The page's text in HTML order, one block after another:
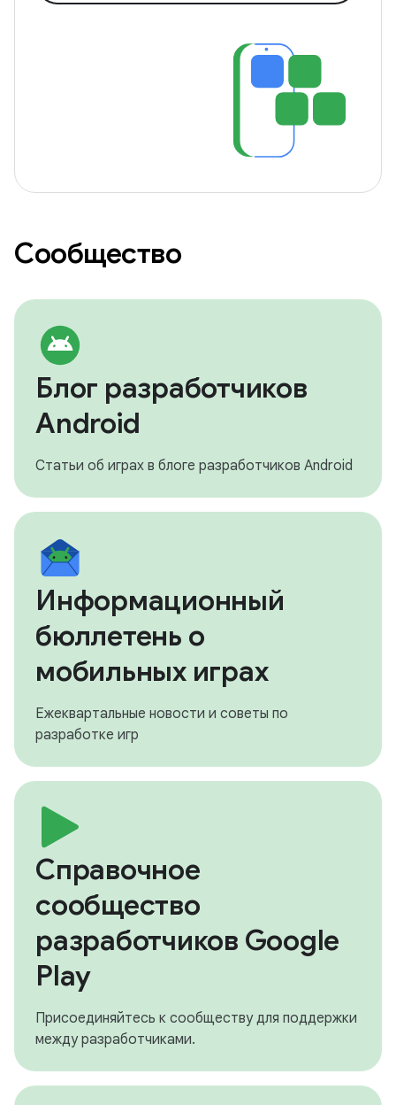
Сообщество
Блог разработчиков
Android
Статьи об играх в блоге разработчиков Android
Информационный
бюллетень о
мобильных играх
Ежеквартальные новости и советы по
разработке игр
Справочное
сообщество
разработчиков Google
Play
Присоединяйтесь к сообществу для поддержки
между разработчиками.